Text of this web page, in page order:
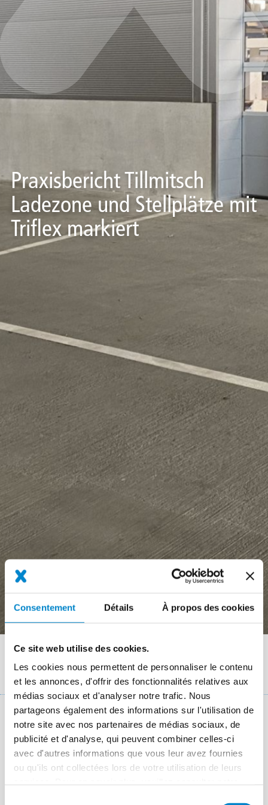
Consentement Détails À propos des cookies
Ce site web utilise des cookies.
Les cookies nous permettent de personnaliser le contenu
et les annonces, d'offrir des fonctionnalités relatives aux
médias sociaux et d'analyser notre trafic. Nous
partageons également des informations sur l'utilisation de
notre site avec nos partenaires de médias sociaux, de
publicité et d'analyse, qui peuvent combiner celles-ci
avec d'autres informations que vous leur avez fournies
ou qu'ils ont collectées lors de votre utilisation de leurs
Praxisbericht Tillmitsch
Ladezone und Stellplätze mit
Triflex markiert
Fil
d'Ariane
Références chantiers
Praxisbericht Tillmitsch Ladezone und Stellplätze mit Triflex
markiert (AT)
Key Facts
Lieu Tillmitsch (Steiermark)